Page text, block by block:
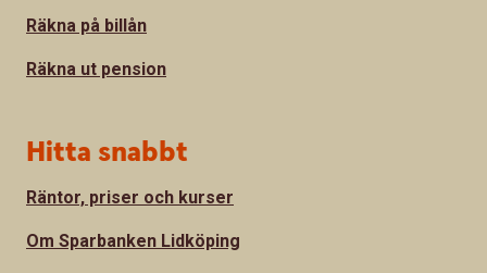
Räkna på billån
Räkna ut pension
Hitta snabbt
Räntor, priser och kurser
Om Sparbanken Lidköping